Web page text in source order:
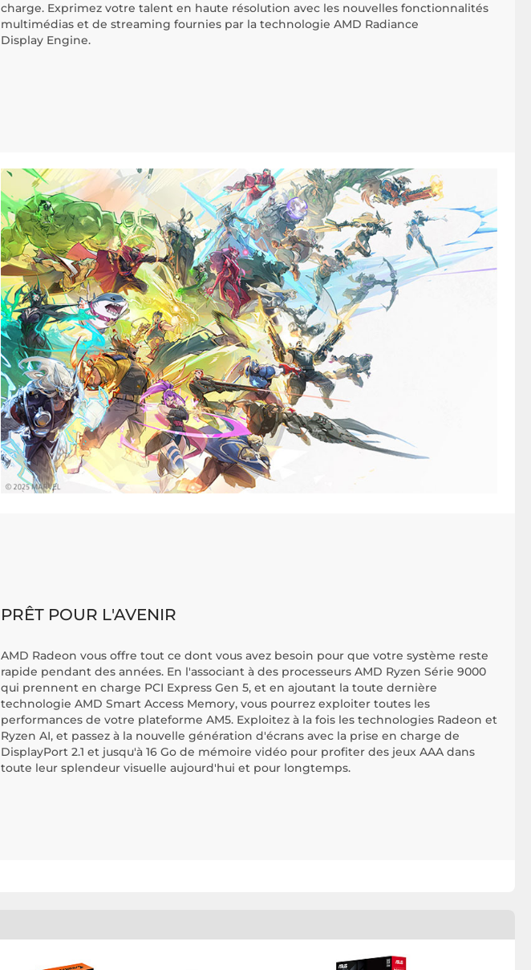
charge. Exprimez votre talent en haute résolution avec les nouvelles fonctionnalités
multimédias et de streaming fournies par la technologie AMD Radiance
Display Engine.
PRÊT POUR L'AVENIR
AMD Radeon vous offre tout ce dont vous avez besoin pour que votre système reste
rapide pendant des années. En l'associant à des processeurs AMD Ryzen Série 9000
qui prennent en charge PCI Express Gen 5, et en ajoutant la toute dernière
technologie AMD Smart Access Memory, vous pourrez exploiter toutes les
performances de votre plateforme AM5. Exploitez à la fois les technologies Radeon et
Ryzen AI, et passez à la nouvelle génération d'écrans avec la prise en charge de
DisplayPort 2.1 et jusqu'à 16 Go de mémoire vidéo pour profiter des jeux AAA dans
toute leur splendeur visuelle aujourd'hui et pour longtemps.